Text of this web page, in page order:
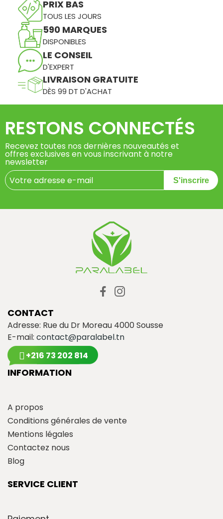
PRIX BAS
TOUS LES JOURS
590 MARQUES
DISPONIBLES
LE CONSEIL
D'EXPERT
LIVRAISON GRATUITE
DÈS 99 DT D'ACHAT
RESTONS CONNECTÉS
Recevez toutes nos dernières nouveautés et
offres exclusives en vous inscrivant à notre
newsletter
S'inscrire
CONTACT
Adresse: Rue du Dr Moreau 4000 Sousse
E-mail: contact@paralabel.tn
+216 73 202 814
INFORMATION
A propos
Conditions générales de vente
Mentions légales
Contactez nous
Blog
SERVICE CLIENT